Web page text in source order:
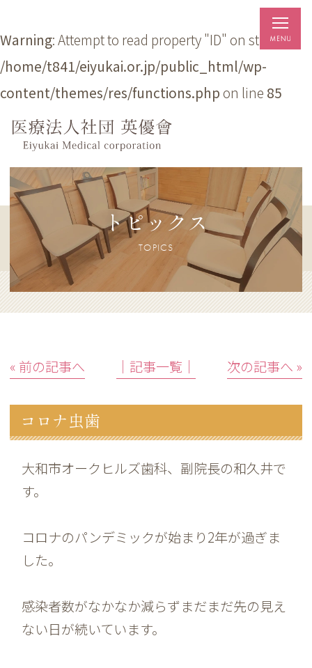
Warning: Attempt to read property "ID" on string in
/home/t841/eiyukai.or.jp/public_html/wp-
content/themes/res/functions.phpon line 85
トピックス
TOPICS
« 前の記事へ │記事一覧│ 次の記事へ »
コロナ虫歯
大和市オークヒルズ歯科、副院長の和久井で
す。
コロナのパンデミックが始まり2年が過ぎま
した。
感染者数がなかなか減らずまだまだ先の見え
ない日が続いています。